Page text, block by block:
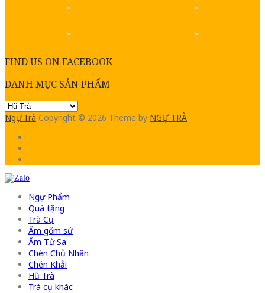
FIND US ON FACEBOOK
DANH MỤC SẢN PHẨM
Ngự Trà Copyright © 2026 Theme by NGỰ TRÀ
Ngự Phẩm
Quà tặng
Trà Cụ
Ấm gốm sứ
Ấm Tử Sa
Chén Chủ Nhân
Chén Khải
Hũ Trà
Trà cụ khác